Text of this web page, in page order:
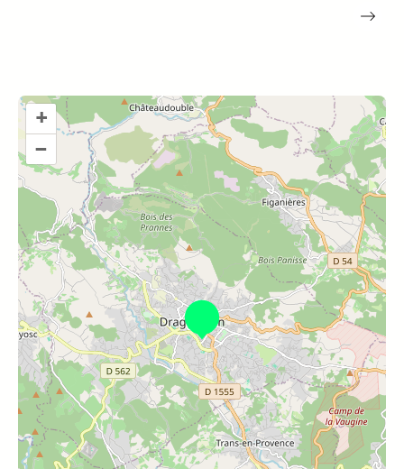
+
–